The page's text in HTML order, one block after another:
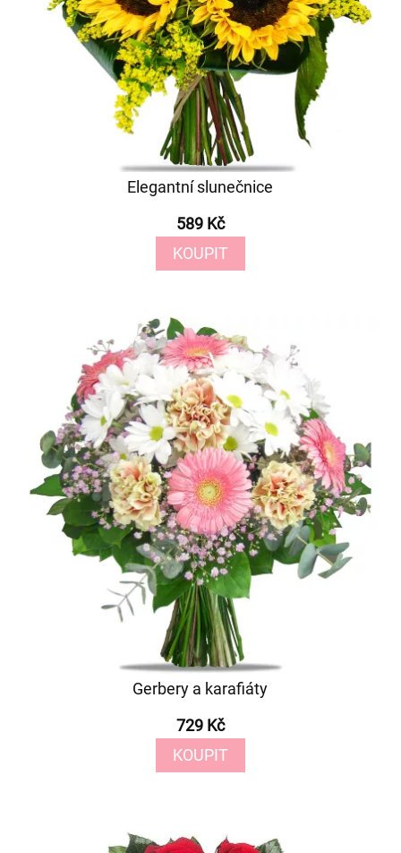
Elegantní slunečnice
589 Kč
KOUPIT
Gerbery a karafiáty
729 Kč
KOUPIT